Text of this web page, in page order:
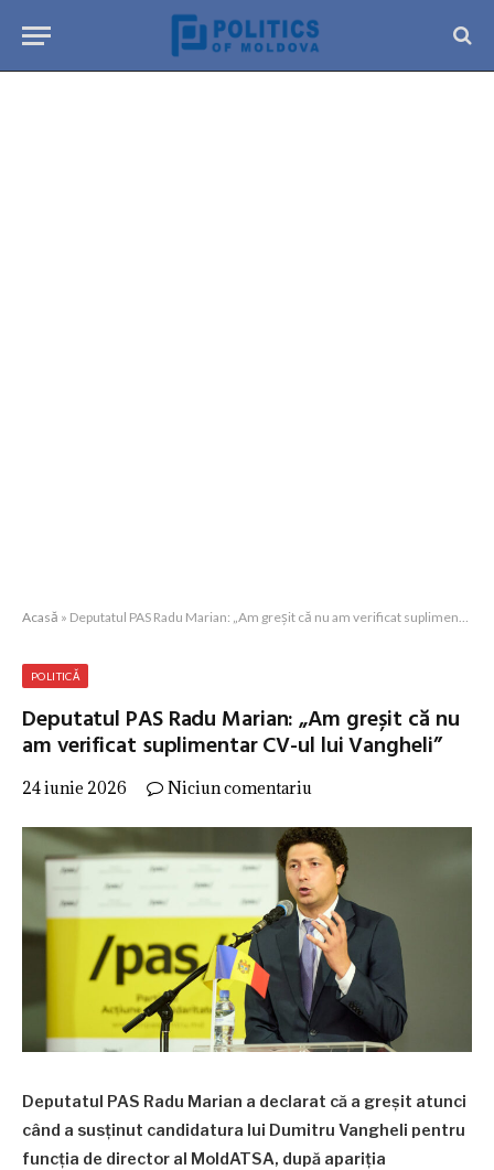
Acasă » Deputatul PAS Radu Marian: „Am greșit că nu am verificat suplimentar CV-ul lui Vangheli”
POLITICĂ
Deputatul PAS Radu Marian: „Am greșit că nu
am verificat suplimentar CV-ul lui Vangheli”
24 iunie 2026 Niciun comentariu
Deputatul PAS Radu Marian a declarat că a greșit atunci
când a susținut candidatura lui Dumitru Vangheli pentru
funcția de director al MoldATSA, după apariția